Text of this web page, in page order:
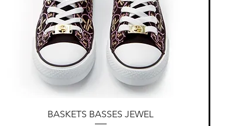
Aperçu rapide
BASKETS BASSES JEWEL